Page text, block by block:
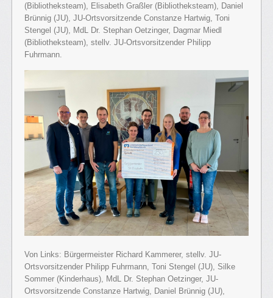
(Bibliotheksteam), Elisabeth Graßler (Bibliotheksteam), Daniel
Brünnig (JU), JU-Ortsvorsitzende Constanze Hartwig, Toni
Stengel (JU), MdL Dr. Stephan Oetzinger, Dagmar Miedl
(Bibliotheksteam), stellv. JU-Ortsvorsitzender Philipp
Fuhrmann.
Von Links: Bürgermeister Richard Kammerer, stellv. JU-
Ortsvorsitzender Philipp Fuhrmann, Toni Stengel (JU), Silke
Sommer (Kinderhaus), MdL Dr. Stephan Oetzinger, JU-
Ortsvorsitzende Constanze Hartwig, Daniel Brünnig (JU),